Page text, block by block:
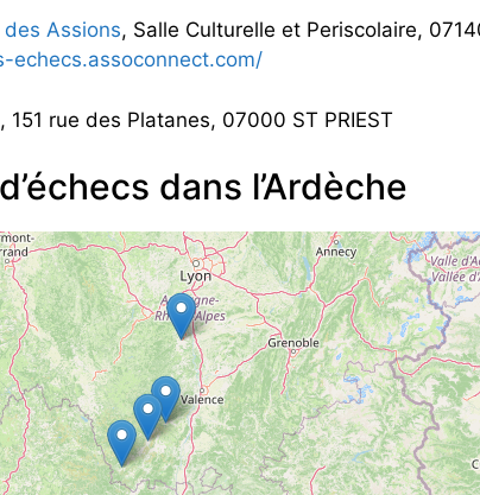
Assions, Salle Culturelle et Periscolaire,
echecs.assoconnect.com/
, 151 rue des Platanes, 07000 ST PRIEST
dans l’Ardèche